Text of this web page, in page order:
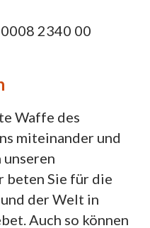
2340 00
Waffe des
miteinander und
unseren
beten Sie für die
der Welt in
Auch so können